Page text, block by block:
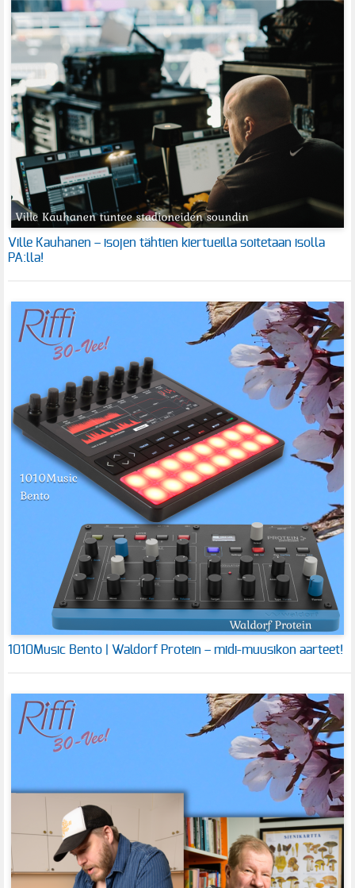
Ville Kauhanen – isojen tähtien kiertueilla soitetaan isolla
PA:lla!
1010Music Bento | Waldorf Protein – midi-muusikon aarteet!